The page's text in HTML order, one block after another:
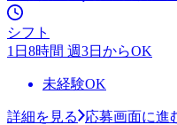
シフト
1日8時間 週3日からOK
未経験OK
詳細を見る
応募画面に進